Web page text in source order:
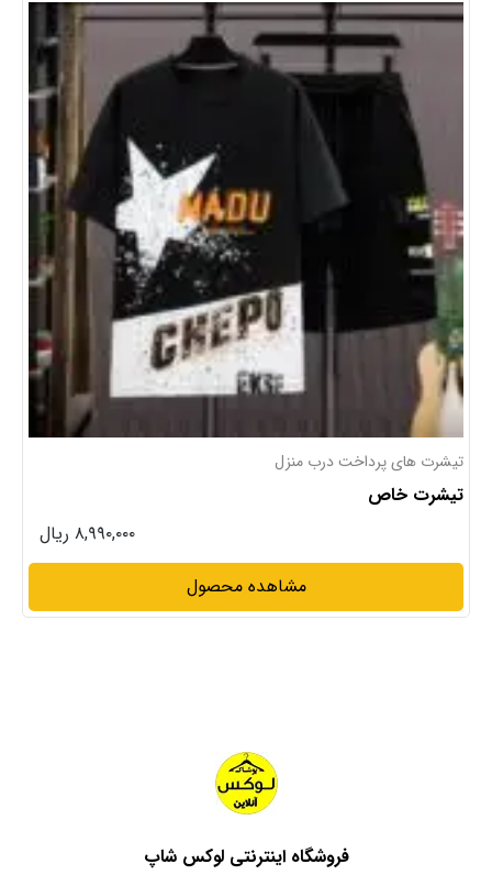
تیشرت های پرداخت درب منزل
تیشرت خاص
۸,۹۹۰,۰۰۰ ریال
مشاهده محصول
فروشگاه اینترنتی لوکس شاپ